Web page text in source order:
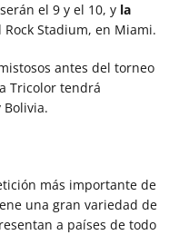
el 9 y el 10, y la
Rock Stadium, en Miami.
antes del torneo
Tricolor tendrá
Bolivia.
más importante de
una gran variedad de
a países de todo